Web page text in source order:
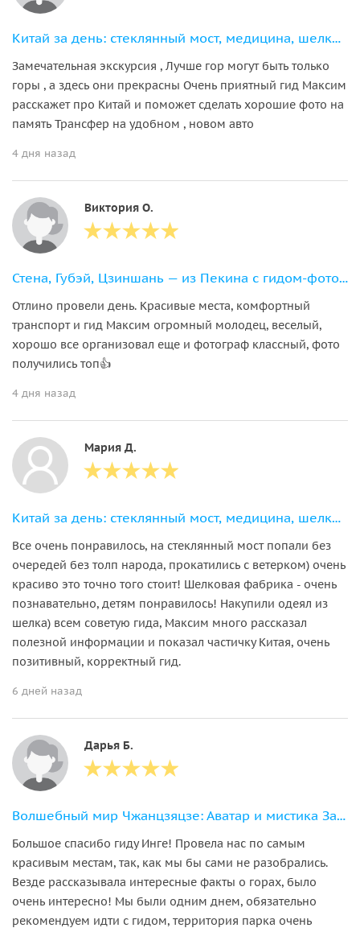
Китай за день: стеклянный мост, медицина, шелковая фабрика
Замечательная экскурсия , Лучше гор могут быть только
горы , а здесь они прекрасны Очень приятный гид Максим
расскажет про Китай и поможет сделать хорошие фото на
память Трансфер на удобном , новом авто
4 дня назад
Виктория О.
Стена, Губэй, Цзиншань — из Пекина с гидом-фотографом
Отлино провели день. Красивые места, комфортный
транспорт и гид Максим огромный молодец, веселый,
хорошо все организовал еще и фотограф классный, фото
получились топ👍
4 дня назад
Мария Д.
Китай за день: стеклянный мост, медицина, шелковая фабрика
Все очень понравилось, на стеклянный мост попали без
очередей без толп народа, прокатились с ветерком) очень
красиво это точно того стоит! Шелковая фабрика - очень
познавательно, детям понравилось! Накупили одеял из
шелка) всем советую гида, Максим много рассказал
полезной информации и показал частичку Китая, очень
позитивный, корректный гид.
6 дней назад
Дарья Б.
Волшебный мир Чжанцзяцзе: Аватар и мистика Западного Хунани
Большое спасибо гиду Инге! Провела нас по самым
красивым местам, так, как мы бы сами не разобрались.
Везде рассказывала интересные факты о горах, было
очень интересно! Мы были одним днем, обязательно
рекомендуем идти с гидом, территория парка очень